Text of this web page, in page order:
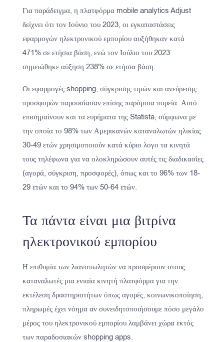
Για παράδειγμα, η πλατφόρμα mobile analytics Adjust
δείχνει ότι τον Ιούνιο του 2023, οι εγκαταστάσεις
εφαρμογών ηλεκτρονικού εμπορίου αυξήθηκαν κατά
471% σε ετήσια βάση, ενώ τον Ιούλιο του 2023
σημειώθηκε αύξηση 238% σε ετήσια βάση.
Οι εφαρμογές shopping, σύγκρισης τιμών και ανεύρεσης
προσφορών παρουσίασαν επίσης παρόμοια πορεία. Αυτό
επισημαίνουν και τα ευρήματα της Statista, σύμφωνα με
την οποία το 98% των Αμερικανών καταναλωτών ηλικίας
30-49 ετών χρησιμοποιούν κατά κύριο λογο τα κινητά
τους τηλέφωνα για να ολοκληρώσουν αυτές τις διαδικασίες
(αγορά, σύγκριση, προσφορές), όπως και το 96% των 18-
29 ετών και το 94% των 50-64 ετών.
Τα πάντα είναι μια βιτρίνα
ηλεκτρονικού εμπορίου
Η επιθυμία των λιανοπωλητών να προσφέρουν στους
καταναλωτές μια ενιαία κινητή πλατφόρμα για την
εκτέλεση δραστηριοτήτων όπως αγορές, κοινωνικοποίηση,
πληρωμές έχει νόημα αν συνειδητοποιήσουμε πόσο μεγάλο
μέρος του ηλεκτρονικού εμπορίου λαμβάνει χώρα εκτός
των παραδοσιακών shopping apps.